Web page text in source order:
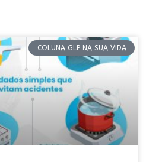
COLUNA GLP NA SUA VIDA